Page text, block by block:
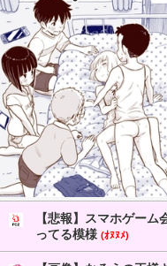
【悲報】スマホゲーム
ってる模様 (ｵﾇﾇﾒ)